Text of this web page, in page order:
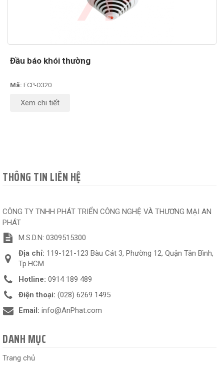
Đầu báo khói thường
Mã: FCP-O320
Xem chi tiết
THÔNG TIN LIÊN HỆ
CÔNG TY TNHH PHÁT TRIỂN CÔNG NGHỆ VÀ THƯƠNG MẠI AN
PHÁT
M.S.D.N: 0309515300
Địa chỉ: 119-121-123 Bàu Cát 3, Phường 12, Quận Tân Bình,
Tp.HCM
Hotline: 0914 189 489
Điện thoại: (028) 6269 1495
Email: info@AnPhat.com
DANH MỤC
Trang chủ